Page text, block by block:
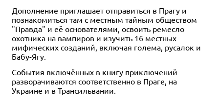
Руководство мастера
подземелий
25 отзывов
Купить
Энциклопедия чудовищ
Уведомить о наличии
Дополнение приглашает отправиться в Прагу и
познакомиться там с местным тайным обществом
"Правда" и её основателями, освоить ремесло
охотника на вампиров и изучить 16 местных
мифических созданий, включая голема, русалок и
Бабу-Ягу.
События включённых в книгу приключений
разворачиваются соответственно в Праге, на
Украине и в Трансильвании.